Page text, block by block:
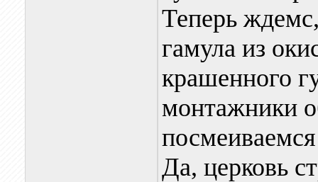
Теперь
гамула из
крашенного
монтажники
Да, церковь